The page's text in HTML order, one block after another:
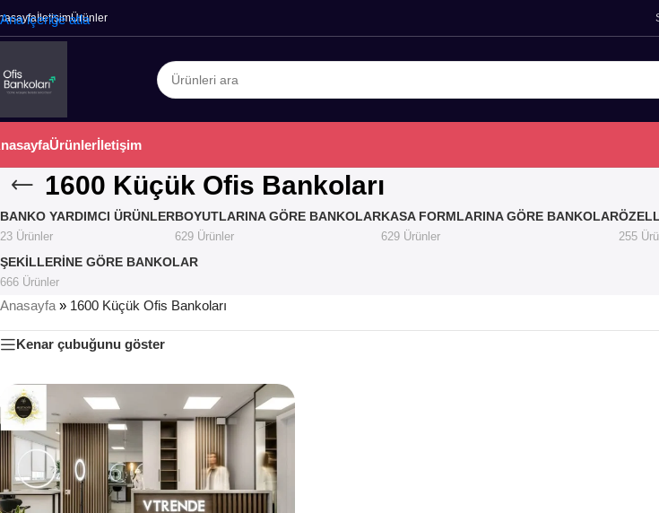
Ana içeriğe atla
İletişimÜrünler
Ürünlerİletişim
1600 Küçük Ofis Bankoları
BANKO YARDIMCI ÜRÜNLER
23 Ürünler
BOYUTLARINA GÖRE BANKOLAR
629 Ürünler
KASA FORMLARINA GÖRE BANKOLAR
629 Ürünler 255
ŞEKILLERINE GÖRE BANKOLAR
666 Ürünler
Anasayfa » 1600 Küçük Ofis Bankoları
Kenar çubuğunu göster